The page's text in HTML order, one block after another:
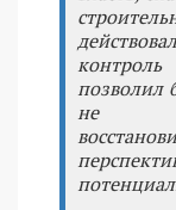
контроль
позволил
не